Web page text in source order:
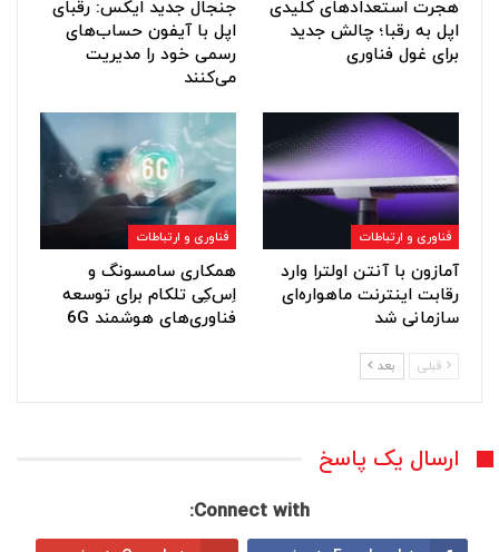
هجرت استعدادهای کلیدی
اپل به رقبا؛ چالش جدید
برای غول فناوری
جنجال جدید ایکس: رقبای
اپل با آیفون حساب‌های
رسمی خود را مدیریت
می‌کنند
فناوری و ارتباطات
آمازون با آنتن اولترا وارد
رقابت اینترنت ماهواره‌ای
سازمانی شد
فناوری و ارتباطات
همکاری سامسونگ و
اِس‌کِی تلکام برای توسعه
فناوری‌های هوشمند 6G
قبلی بعد
ارسال یک پاسخ
Connect with: